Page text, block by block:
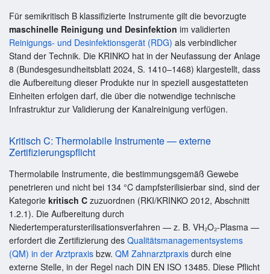
Für semikritisch B klassifizierte Instrumente gilt die bevorzugte
maschinelle Reinigung und Desinfektion im validierten
Reinigungs- und Desinfektionsgerät (RDG) als verbindlicher
Stand der Technik. Die KRINKO hat in der Neufassung der Anlage
8 (Bundesgesundheitsblatt 2024, S. 1410–1468) klargestellt, dass
die Aufbereitung dieser Produkte nur in speziell ausgestatteten
Einheiten erfolgen darf, die über die notwendige technische
Infrastruktur zur Validierung der Kanalreinigung verfügen.
Kritisch C: Thermolabile Instrumente — externe
Zertifizierungspflicht
Thermolabile Instrumente, die bestimmungsgemäß Gewebe
penetrieren und nicht bei 134 °C dampfsterilisierbar sind, sind der
Kategorie kritisch C zuzuordnen (RKI/KRINKO 2012, Abschnitt
1.2.1). Die Aufbereitung durch
Niedertemperatursterilisationsverfahren — z. B. VH₂O₂-Plasma —
erfordert die Zertifizierung des Qualitätsmanagementsystems
(QM) in der Arztpraxis bzw. QM Zahnarztpraxis durch eine
externe Stelle, in der Regel nach DIN EN ISO 13485. Diese Pflicht